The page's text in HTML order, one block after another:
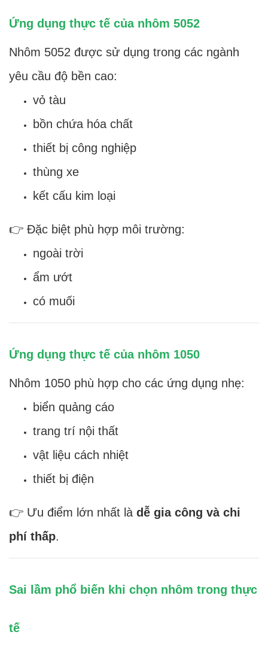
Ứng dụng thực tế của nhôm 5052
Nhôm 5052 được sử dụng trong các ngành
yêu cầu độ bền cao:
vỏ tàu
bồn chứa hóa chất
thiết bị công nghiệp
thùng xe
kết cấu kim loại
👉 Đặc biệt phù hợp môi trường:
ngoài trời
ẩm ướt
có muối
Ứng dụng thực tế của nhôm 1050
Nhôm 1050 phù hợp cho các ứng dụng nhẹ:
biển quảng cáo
trang trí nội thất
vật liệu cách nhiệt
thiết bị điện
👉 Ưu điểm lớn nhất là dễ gia công và chi
phí thấp.
Sai lầm phổ biến khi chọn nhôm trong thực
tế